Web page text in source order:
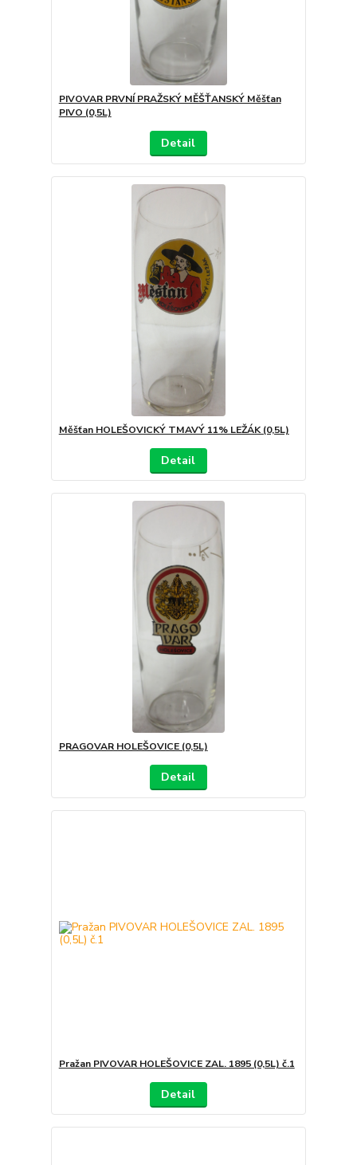
PIVOVAR PRVNÍ PRAŽSKÝ MĚŠŤANSKÝ Měšťan
PIVO (0,5L)
Detail
Měšťan HOLEŠOVICKÝ TMAVÝ 11% LEŽÁK (0,5L)
Detail
PRAGOVAR HOLEŠOVICE (0,5L)
Detail
Pražan PIVOVAR HOLEŠOVICE ZAL. 1895 (0,5L) č.1
Detail